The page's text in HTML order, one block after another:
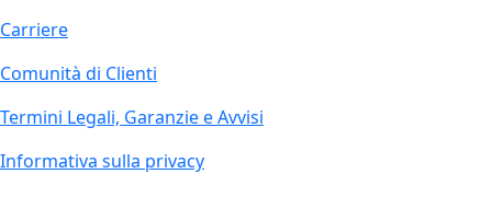
Carriere
Comunità di Clienti
Termini Legali, Garanzie e Avvisi
Informativa sulla privacy